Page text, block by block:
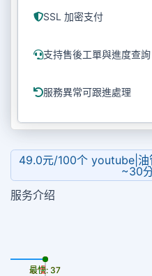
SSL 加密支付
支持售後工單與進度查詢
服務異常可跟進處理
49.0元/100个 youtube|油
~30
服务介绍
最慢: 37
最快: 37